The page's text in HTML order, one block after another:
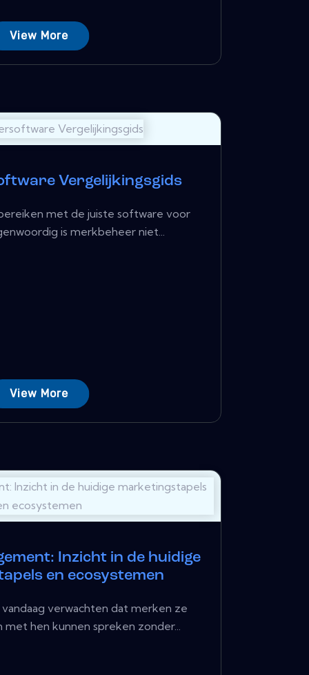
View More
Vergelijkingsgids
met de juiste software voor
is merkbeheer niet...
View More
Inzicht in de huidige
en ecosystemen
verwachten dat merken ze
hen kunnen spreken zonder...